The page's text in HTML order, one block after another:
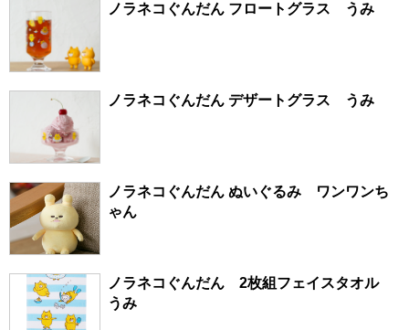
ノラネコぐんだん フロートグラス うみ
ノラネコぐんだん デザートグラス うみ
ノラネコぐんだん ぬいぐるみ ワンワンち
ゃん
ノラネコぐんだん 2枚組フェイスタオル
うみ